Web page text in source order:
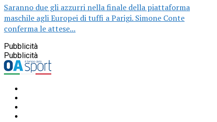
Saranno due gli azzurri nella finale della piattaforma
maschile agli Europei di tuffi a Parigi. Simone Conte
conferma le attese...
Pubblicità
Pubblicità